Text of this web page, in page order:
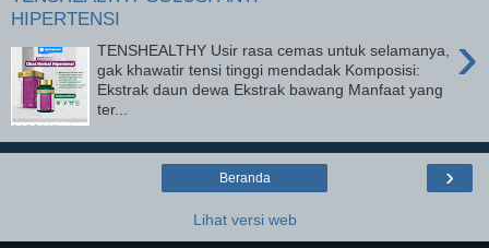
HIPERTENSI
›
TENSHEALTHY Usir rasa cemas untuk selamanya,
gak khawatir tensi tinggi mendadak Komposisi:
Ekstrak daun dewa Ekstrak bawang Manfaat yang
ter...
›
Beranda
Lihat versi web